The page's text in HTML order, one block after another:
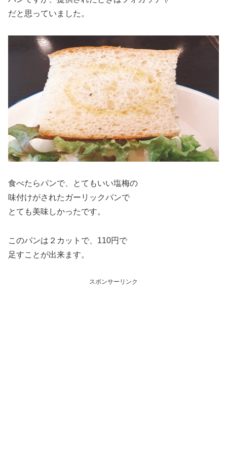
だと思っていました。
食べたらパンで、とてもいい塩梅の
味付けがされたガーリックパンで
とても美味しかったです。
このパンは２カットで、110円で
足すことが出来ます。
スポンサーリンク